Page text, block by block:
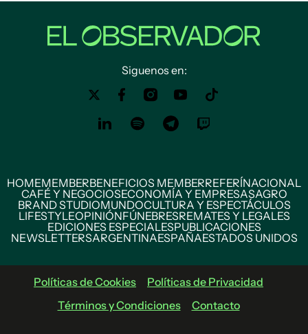
Siguenos en:
HOMEMEMBERBENEFICIOS MEMBERREFERÍNACIONAL
CAFÉ Y NEGOCIOSECONOMÍA Y EMPRESASAGRO
BRAND STUDIOMUNDOCULTURA Y ESPECTÁCULOS
LIFESTYLEOPINIÓNFÚNEBRESREMATES Y LEGALES
EDICIONES ESPECIALESPUBLICACIONES
NEWSLETTERSARGENTINAESPAÑAESTADOS UNIDOS
Políticas de Cookies
Políticas de Privacidad
Términos y Condiciones
Contacto